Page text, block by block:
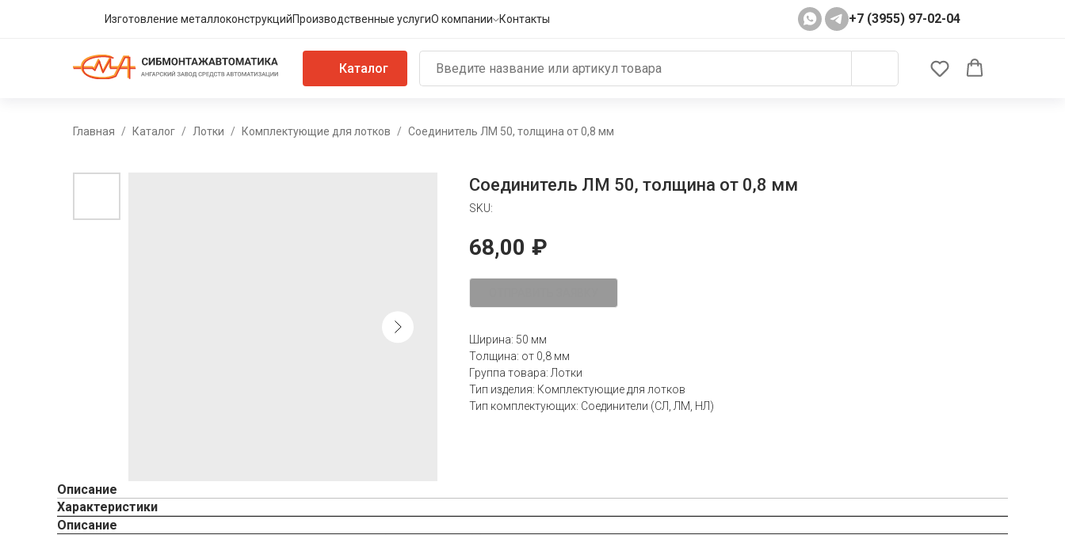
Изготовление металлоконструкцийПроизводственные услугиО компании Контакты +7 (3955) 97-02-04
Каталог
Главная Каталог Лотки Комплектующие для лотков Соединитель ЛМ 50, толщина от 0,8 мм
Соединитель ЛМ 50, толщина от 0,8 мм
SKU:
68,00 ₽
Ширина: 50 мм
Толщина: от 0,8 мм
Группа товара: Лотки
Тип изделия: Комплектующие для лотков
Тип комплектующих: Соединители (СЛ, ЛМ, НЛ)
Описание
Характеристики
Описание